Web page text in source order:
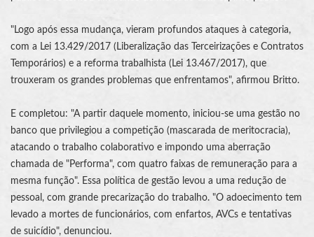
"Logo após essa mudança, vieram profundos ataques à categoria,
com a Lei 13.429/2017 (Liberalização das Terceirizações e Contratos
Temporários) e a reforma trabalhista (Lei 13.467/2017), que
trouxeram os grandes problemas que enfrentamos", afirmou Britto.
E completou: "A partir daquele momento, iniciou-se uma gestão no
banco que privilegiou a competição (mascarada de meritocracia),
atacando o trabalho colaborativo e impondo uma aberração
chamada de "Performa", com quatro faixas de remuneração para a
mesma função". Essa política de gestão levou a uma redução de
pessoal, com grande precarização do trabalho. "O adoecimento tem
levado a mortes de funcionários, com enfartos, AVCs e tentativas
de suicídio", denunciou.